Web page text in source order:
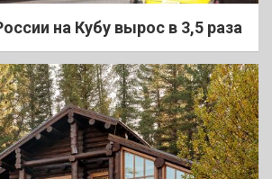
на Кубу вырос в 3,5 раза